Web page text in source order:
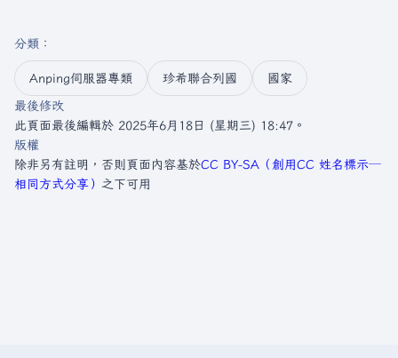
分類 ：​
Anping伺服器專類 珍希聯合列國
國家
最後修改
此頁面最後編輯於 2025年6月18日 (星期三) 18:47。
版權
除非另有註明，否則頁面內容基於CC BY-SA（創用CC 姓名標示─
相同方式分享） 之下可用